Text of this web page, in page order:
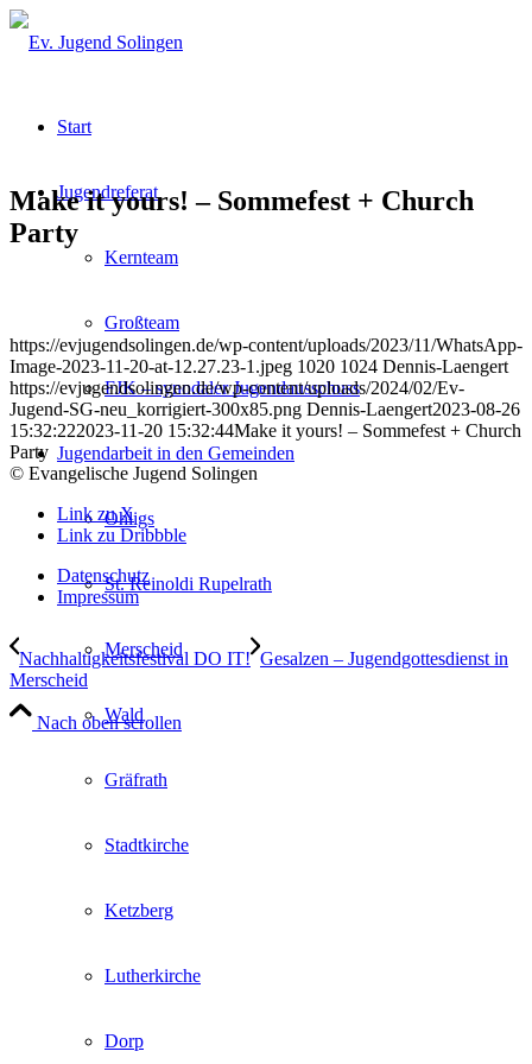
Start
Jugendreferat
Kernteam
Großteam
FJK – synodaler Jugendausschuss
Jugendarbeit in den Gemeinden
Ohligs
St. Reinoldi Rupelrath
Merscheid
Wald
Gräfrath
Stadtkirche
Ketzberg
Lutherkirche
Dorp
Make it yours! – Sommefest + Church
Party
https://evjugendsolingen.de/wp-content/uploads/2023/11/WhatsApp-
Image-2023-11-20-at-12.27.23-1.jpeg 1020 1024 Dennis-Laengert
https://evjugendsolingen.de/wp-content/uploads/2024/02/Ev-
Jugend-SG-neu_korrigiert-300x85.png Dennis-Laengert2023-08-26
15:32:222023-11-20 15:32:44Make it yours! – Sommefest + Church
Party
© Evangelische Jugend Solingen
Link zu X
Link zu Dribbble
Datenschutz
Impressum
Nachhaltigkeitsfestival DO IT! Gesalzen – Jugendgottesdienst in
Merscheid
Nach oben scrollen